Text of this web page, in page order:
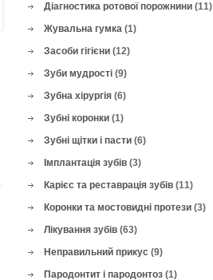
Діагностика ротової порожнини (11)
Жувальна гумка (1)
Засоби гігієни (12)
Зуби мудрості (9)
Зубна хірургія (6)
Зубні коронки (1)
Зубні щітки і пасти (6)
Імплантація зубів (3)
Карієс та реставрація зубів (11)
Коронки та мостовидні протези (3)
Лікування зубів (63)
Неправильний прикус (9)
Пародонтит і пародонтоз (1)